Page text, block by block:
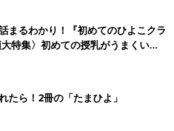
まるわかり！『初めてのひよこクラ
特集〉初めての授乳がうまくい
ルクの基本と夏のトラブル 解決テ
たら！2冊の「たまひよ」